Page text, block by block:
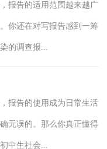
报告的适用范围越来越广
你还在对写报告感到一筹
的调查报...
报告的使用成为日常生活
无误的。那么你真正懂得
中生社会...